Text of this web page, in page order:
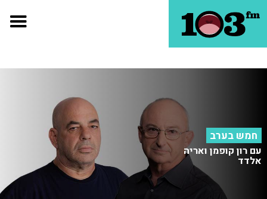
חמש בערב
עם רון קופמן ואריה
אלדד